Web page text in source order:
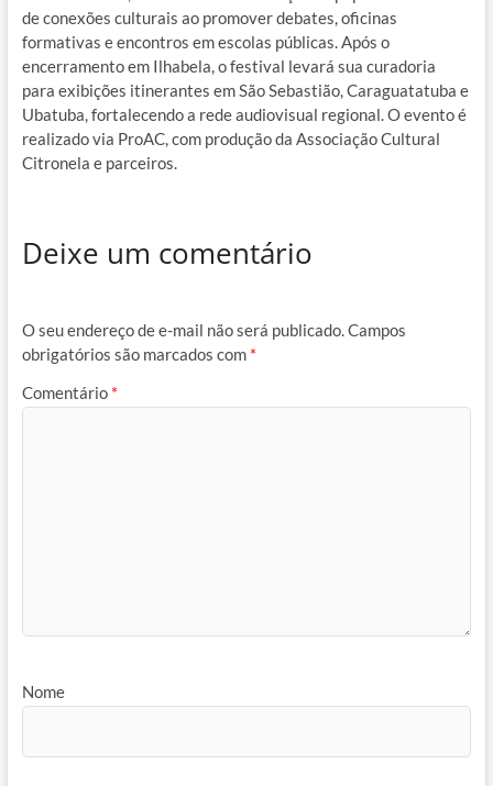
de conexões culturais ao promover debates, oficinas
formativas e encontros em escolas públicas.Após o
encerramento em Ilhabela, o festival levará sua curadoria
para exibições itinerantes em São Sebastião, Caraguatatuba e
Ubatuba, fortalecendo a rede audiovisual regional.O evento é
realizado via ProAC, com produção da Associação Cultural
Citronela e parceiros.
Deixe um comentário
O seu endereço de e-mail não será publicado. Campos
obrigatórios são marcados com *
Comentário *
Nome